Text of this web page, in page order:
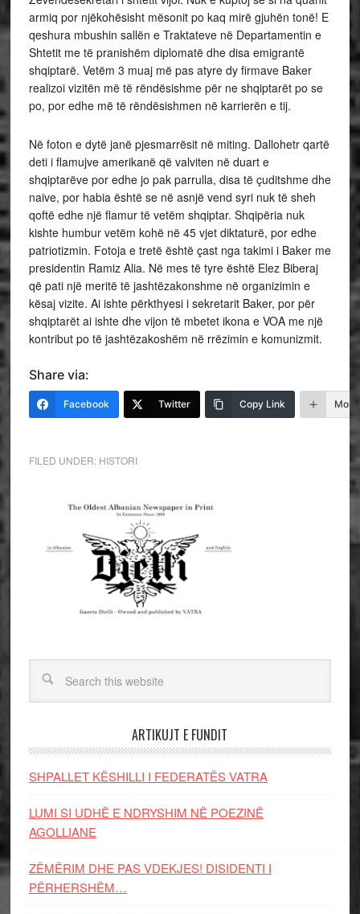
armiq por njëkohësisht mësonit po kaq mirë gjuhën tonë! E
qeshura mbushin sallën e Traktateve në Departamentin e
Shtetit me të pranishëm diplomatë dhe disa emigrantë
shqiptarë. Vetëm 3 muaj më pas atyre dy firmave Baker
realizoi vizitën më të rëndësishme për ne shqiptarët po se
po, por edhe më të rëndësishmen në karrierën e tij.
Në foton e dytë janë pjesmarrësit në miting. Dallohetr qartë
deti i flamujve amerikanë që valviten në duart e
shqiptarëve por edhe jo pak parrulla, disa të çuditshme dhe
naive, por habia është se në asnjë vend syri nuk të sheh
qoftë edhe një flamur të vetëm shqiptar. Shqipëria nuk
kishte humbur vetëm kohë në 45 vjet diktaturë, por edhe
patriotizmin. Fotoja e tretë është çast nga takimi i Baker me
presidentin Ramiz Alia. Në mes të tyre është Elez Biberaj
që pati një meritë të jashtëzakonshme në organizimin e
kësaj vizite. Ai ishte përkthyesi i sekretarit Baker, por për
shqiptarët ai ishte dhe vijon të mbetet ikona e VOA me një
kontribut po të jashtëzakoshëm në rrëzimin e komunizmit.
Share via:
Facebook Twitter Copy Link More
FILED UNDER: HISTORI
ARTIKUJT E FUNDIT
SHPALLET KËSHILLI I FEDERATËS VATRA
LUMI SI UDHË E NDRYSHIM NË POEZINË
AGOLLIANE
ZËMËRIM DHE PAS VDEKJES! DISIDENTI I
PËRHERSHËM…